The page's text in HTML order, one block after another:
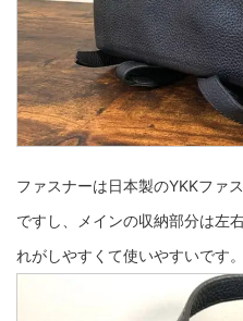
ファスナーは日本製のYKKファ
ですし、メインの収納部分は左
れがしやすくて使いやすいです。